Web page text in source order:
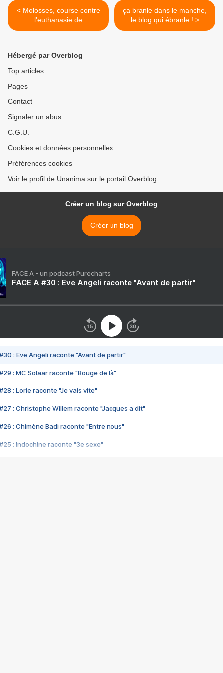
< Molosses, course contre
l'euthanasie de
convenance. SOS FA Sud
ça branle dans le manche,
le blog qui ébranle ! >
Hébergé par Overblog
Top articles
Pages
Contact
Signaler un abus
C.G.U.
Cookies et données personnelles
Préférences cookies
Voir le profil de Unanima sur le portail Overblog
Créer un blog sur Overblog
Créer un blog
FACE A - un podcast Purecharts
FACE A #30 : Eve Angeli raconte "Avant de partir"
#30 : Eve Angeli raconte "Avant de partir"
#29 : MC Solaar raconte "Bouge de là"
#28 : Lorie raconte "Je vais vite"
#27 : Christophe Willem raconte "Jacques a dit"
#26 : Chimène Badi raconte "Entre nous"
#25 : Indochine raconte "3e sexe"